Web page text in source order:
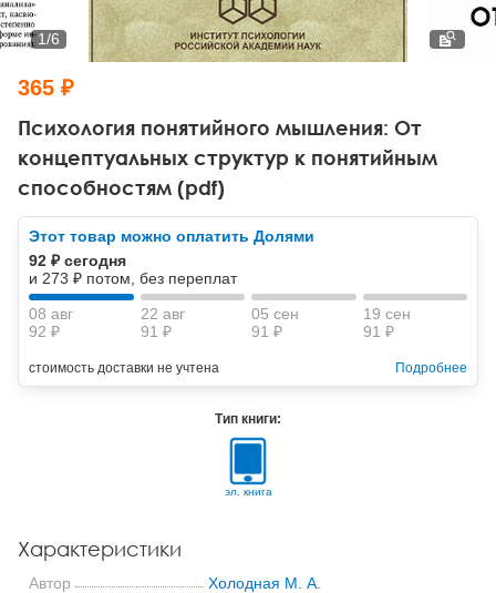
Тревожные расстройства, панические атаки
Психодрама
Другие направления психотерапии
Классический, эриксоновский гипноз и НЛП
НЛП
Психология труда и эргономика
Социальная психология
Социальная и организационная психология
Классический и юнгианский психоанализ
Психология понятийного мышления: От
концептуальных структур к понятийным
способностям (pdf)
1/6
365 ₽
Этот товар можно оплатить Долями
92 ₽ сегодня
и 273 ₽ потом, без переплат
08 авг
92 ₽
22 авг
91 ₽
05 сен
91 ₽
19 сен
91 ₽
стоимость доставки не учтена Подробнее
Тип книги:
эл. книга
Характеристики
Автор
Холодная М. А.